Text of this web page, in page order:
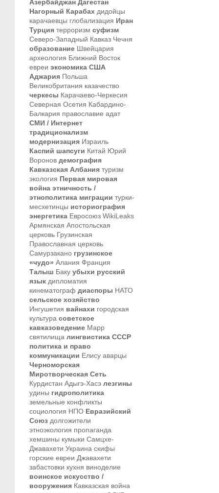
Азербайджан Дагестан
Нагорный Карабах дидойцы
карачаевцы глобализация Иран
Турция терроризм суфизм
Северо-Западный Кавказ Чечня
образование Швейцария
археология Ближний Восток
евреи экономика США
Аджария Польша
Великобритания казачество
черкесы Карачаево-Черкесия
Северная Осетия Кабардино-
Балкария православие адат
СМИ / Интернет
традиционализм
модернизация Израиль
Каспий шапсуги Китай Юрий
Воронов демография
Кавказская Албания туризм
экология Первая мировая
война этничность /
этнополитика миграции турки-
месхетинцы историография
энергетика Евросоюз WikiLeaks
Армянская Апостольская
церковь Грузинская
Православная церковь
Самурзакано грузинское
«чудо» Алания Франция
Талыш Баку убыхи русский
язык дипломатия
кинематограф диаспоры НАТО
сельское хозяйство
Ингушетия вайнахи городская
культура советское
кавказоведение Марр
святилища лингвистика СССР
политика и право
коммуникации Елису аварцы
Черноморская
Миротворческая Сеть
Курдистан Адыгэ-Хасэ лезгины
удины гидрополитика
земельные конфликты
социология НПО Евразийский
Союз долгожители
этноэкология пропаганда
хемшины кумыки Самцхе-
Джавахети Украина скифы
горские евреи Джавахети
забастовки кухня виноделие
воинское искусство /
вооружения Кавказская война